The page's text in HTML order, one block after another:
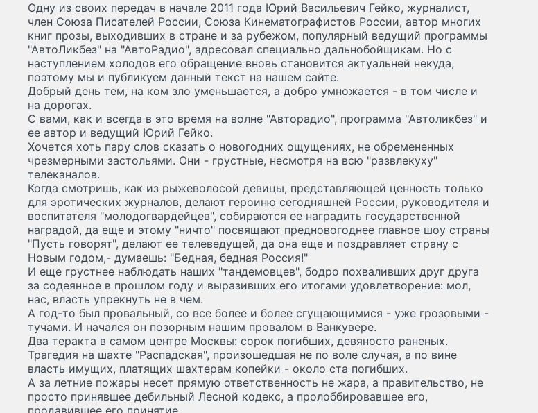
Одну из своих передач в начале 2011 года Юрий Васильевич Гейко, журналист,
член Союза Писателей России, Союза Кинематографистов России, автор многих
книг прозы, выходивших в стране и за рубежом, популярный ведущий программы
"АвтоЛикбез" на "АвтоРадио", адресовал специально дальнобойщикам. Но с
наступлением холодов его обращение вновь становится актуальней некуда,
поэтому мы и публикуем данный текст на нашем сайте.
Добрый день тем, на ком зло уменьшается, а добро умножается - в том числе и
на дорогах.
С вами, как и всегда в это время на волне "Авторадио", программа "Автоликбез" и
ее автор и ведущий Юрий Гейко.
Хочется хоть пару слов сказать о новогодних ощущениях, не обремененных
чрезмерными застольями. Они - грустные, несмотря на всю "развлекуху"
телеканалов.
Когда смотришь, как из рыжеволосой девицы, представляющей ценность только
для эротических журналов, делают героиню сегодняшней России, руководителя и
воспитателя "молодогвардейцев", собираются ее наградить государственной
наградой, да еще и этому "ничто" посвящают предновогоднее главное шоу страны
"Пусть говорят", делают ее телеведущей, да она еще и поздравляет страну с
Новым годом,- думаешь: "Бедная, бедная Россия!"
И еще грустнее наблюдать наших "тандемовцев", бодро похваливших друг друга
за содеянное в прошлом году и выразивших его итогами удовлетворение: мол,
нас, власть упрекнуть не в чем.
А год-то был провальный, со все более и более сгущающимися - уже грозовыми -
тучами. И начался он позорным нашим провалом в Ванкувере.
Два теракта в самом центре Москвы: сорок погибших, девяносто раненых.
Трагедия на шахте "Распадская", произошедшая не по воле случая, а по вине
власть имущих, платящих шахтерам копейки - около ста погибших.
А за летние пожары несет прямую ответственность не жара, а правительство, не
просто принявшее дебильный Лесной кодекс, а пролоббировавшее его,